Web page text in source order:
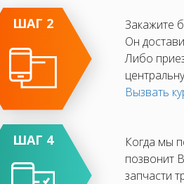
ШАГ 2
Закажите
Он
Либо
Вызвать
ШАГ 4
Когда мы
позвонит
запчасти